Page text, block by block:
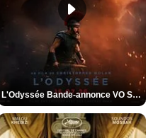
L'Odyssée Bande-annonce VO STFR